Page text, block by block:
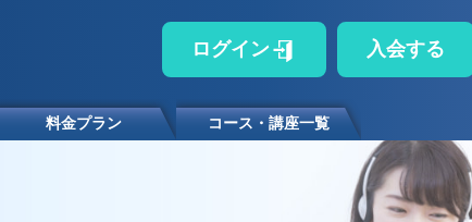
ログイン 入会する
料金プラン コース・講座一覧